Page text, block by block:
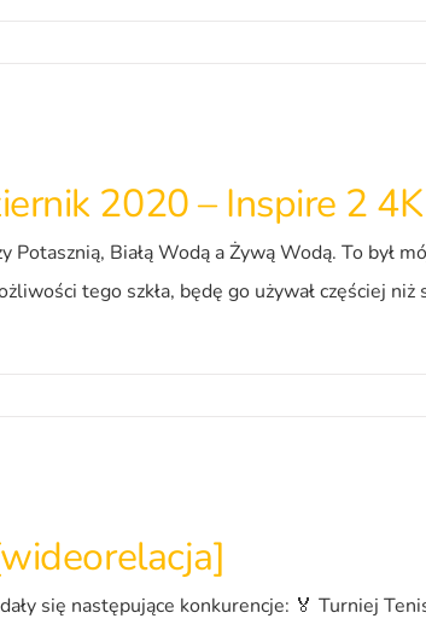
2020 – Inspire 2 4K
Białą Wodą a Żywą Wodą. To był
tego szkła, będę go używał częściej
się następujące konkurencje: 🏅 Turniej